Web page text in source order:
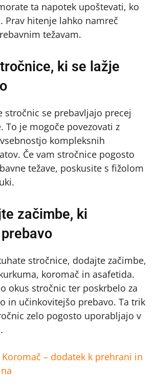
ta napotek upoštevati, ko
Prav hitenje lahko namreč
težavam.
ki se lažje
stročnic se prebavljajo precej
To je mogoče povezovati z
kompleksnih
Če vam stročnice pogosto
težave, poskusite s fižolom
začimbe, ki
stročnice, dodajte začimbe,
koromač in asafetida.
okus stročnic ter poskrbelo za
in učinkovitejšo prebavo. Ta trik
zelo pogosto uporabljajo v
Koromač – dodatek k prehrani in